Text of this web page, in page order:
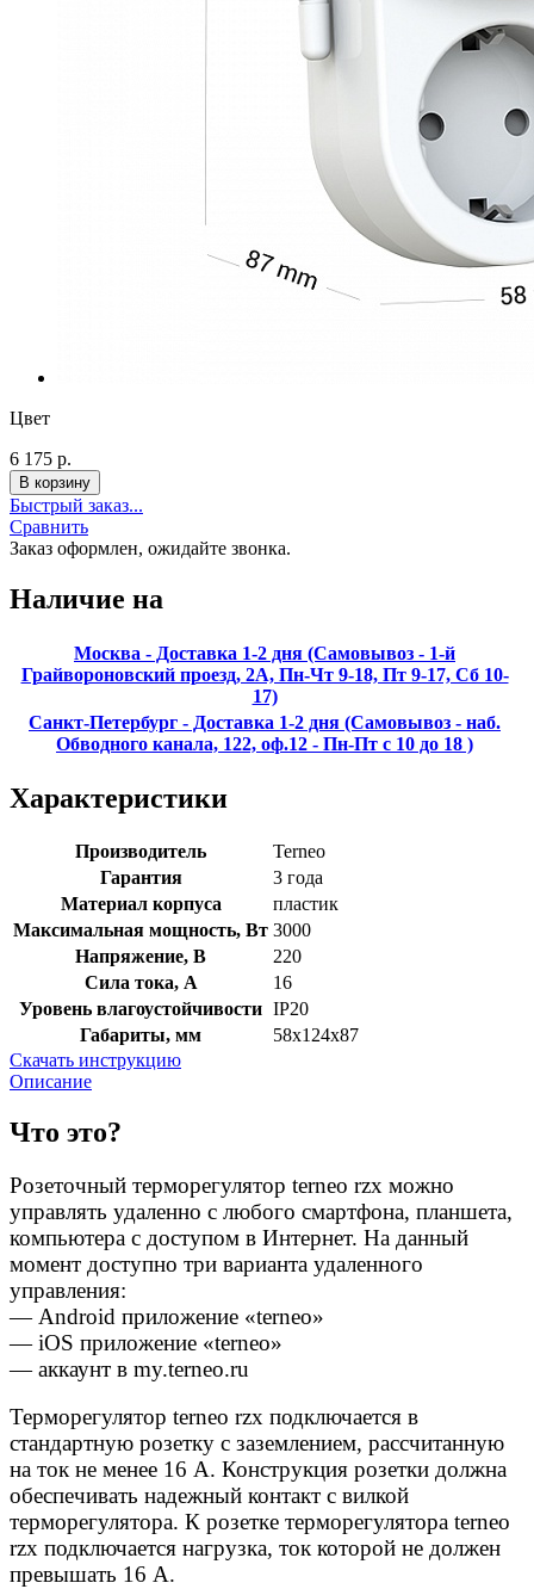
Цвет
6 175 р.
Быстрый заказ...
Сравнить
Заказ оформлен, ожидайте звонка.
Наличие на
Москва - Доставка 1-2 дня (Самовывоз - 1-й
Грайвороновский проезд, 2А, Пн-Чт 9-18, Пт 9-17, Сб 10-
17)
Санкт-Петербург - Доставка 1-2 дня (Самовывоз - наб.
Обводного канала, 122, оф.12 - Пн-Пт с 10 до 18 )
Характеристики
Производитель
Terneo
Гарантия
3 года
Материал корпуса
пластик
Максимальная мощность, Вт 3000
Напряжение, В
220
Сила тока, А
16
Уровень влагоустойчивости IP20
Габариты, мм
58x124х87
Скачать инструкцию
Описание
Что это?
Розеточный терморегулятор terneo rzx можно
управлять удаленно с любого смартфона, планшета,
компьютера с доступом в Интернет. На данный
момент доступно три варианта удаленного
управления:
— Android приложение «terneo»
— iOS приложение «terneo»
— аккаунт в my.terneo.ru
Терморегулятор terneo rzх подключается в
стандартную розетку с заземлением, рассчитанную
на ток не менее 16 А. Конструкция розетки должна
обеспечивать надежный контакт с вилкой
терморегулятора. К розетке терморегулятора terneo
rzх подключается нагрузка, ток которой не должен
превышать 16 А.